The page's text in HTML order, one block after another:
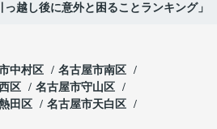
っ越し後に意外と困ることランキング」
中村区
名古屋市南区
区
名古屋市守山区
田区
名古屋市天白区